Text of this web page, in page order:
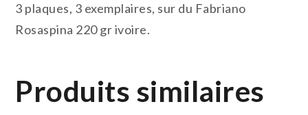
3 plaques, 3 exemplaires, sur du Fabriano
Rosaspina 220 gr ivoire.
Produits similaires